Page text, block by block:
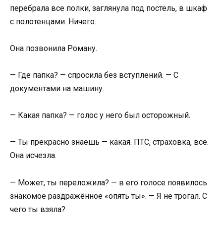
перебрала все полки, заглянула под постель, в шкаф
с полотенцами. Ничего.
Она позвонила Роману.
— Где папка? — спросила без вступлений. — С
документами на машину.
— Какая папка? — голос у него был осторожный.
— Ты прекрасно знаешь — какая. ПТС, страховка, всё.
Она исчезла.
— Может, ты переложила? — в его голосе появилось
знакомое раздражённое «опять ты». — Я не трогал. С
чего ты взяла?